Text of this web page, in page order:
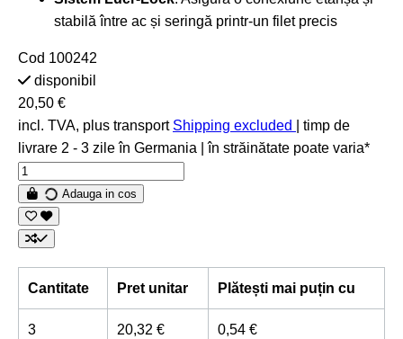
stabilă între ac și seringă printr-un filet precis
Cod 100242
disponibil
20,50 €
incl. TVA, plus transport Shipping excluded
| timp de
livrare 2 - 3 zile în Germania | în străinătate poate varia*
Adauga in cos
Cantitate Pret unitar Plătești mai puțin cu
3 20,32 € 0,54 €